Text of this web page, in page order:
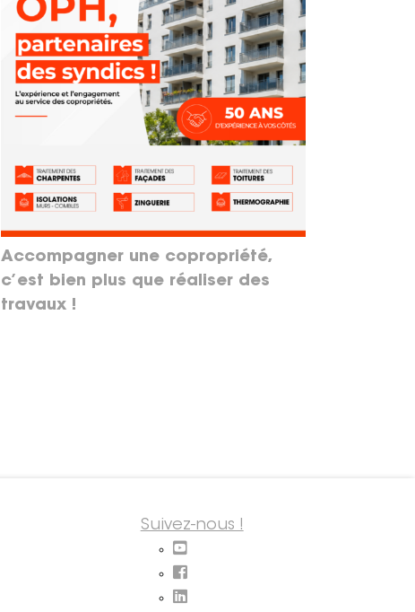
Accompagner une copropriété,
c’est bien plus que réaliser des
travaux !
Suivez-nous !